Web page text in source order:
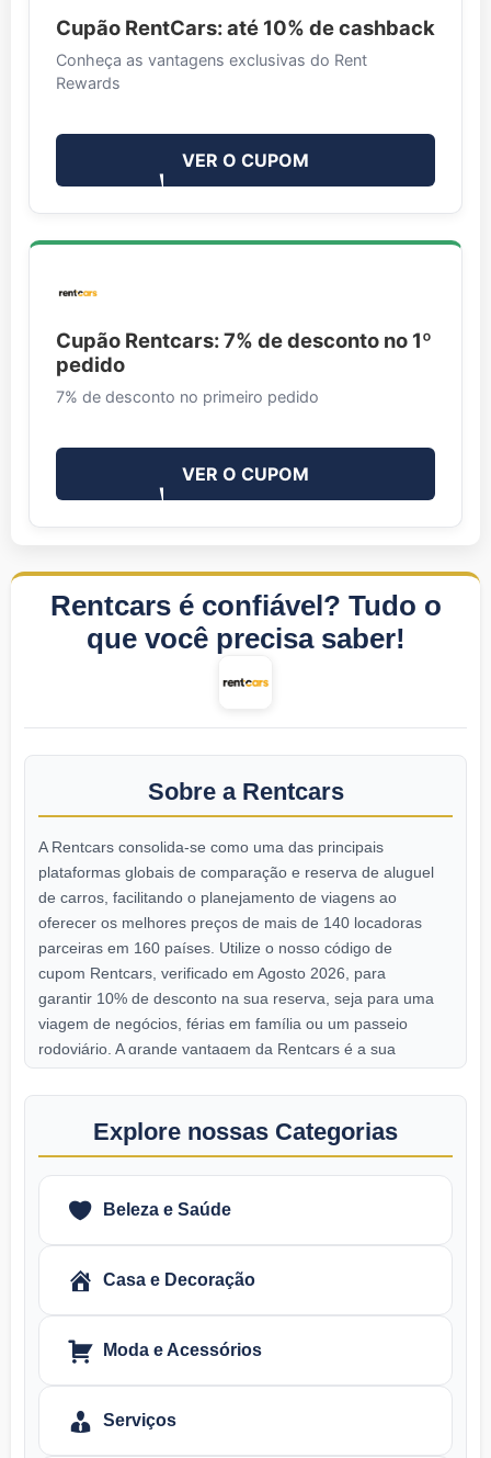
Cupão RentCars: até 10% de cashback
Conheça as vantagens exclusivas do Rent
Rewards
VER O CUPOM
Cupão Rentcars: 7% de desconto no 1º
pedido
7% de desconto no primeiro pedido
VER O CUPOM
Rentcars é confiável? Tudo o
que você precisa saber!
Sobre a Rentcars
A Rentcars consolida-se como uma das principais
plataformas globais de comparação e reserva de aluguel
de carros, facilitando o planejamento de viagens ao
oferecer os melhores preços de mais de 140 locadoras
parceiras em 160 países. Utilize o nosso código de
cupom Rentcars, verificado em Agosto 2026, para
garantir 10% de desconto na sua reserva, seja para uma
viagem de negócios, férias em família ou um passeio
rodoviário. A grande vantagem da Rentcars é a sua
capacidade de comparar em tempo real as tarifas de
empresas consolidadas como Localiza, Movida, Hertz,
Avis e Sixt, tudo em português e com pagamento em
Reais, sem a cobrança do IOF. O serviço inclui suporte 24
horas por dia, 7 dias por semana, cobertura total em caso
de problemas com a locadora, seguros completos e a
opção de cancelamento gratuito na maioria das reservas.
Com a comodidade da Rentcars, você garante
mobilidade, economia e segurança para explorar
Explore nossas Categorias
Beleza e Saúde
Casa e Decoração
Moda e Acessórios
Serviços